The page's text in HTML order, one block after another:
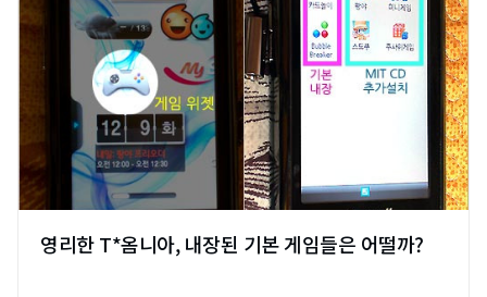
영리한 T*옴니아, 내장된 기본 게임들은 어떨까?